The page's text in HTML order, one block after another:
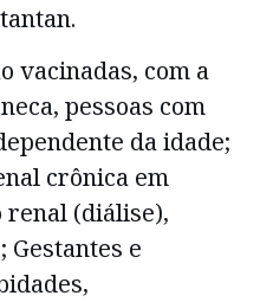
vacinadas, com a
pessoas com
da idade;
crônica em
(diálise),
Gestantes e